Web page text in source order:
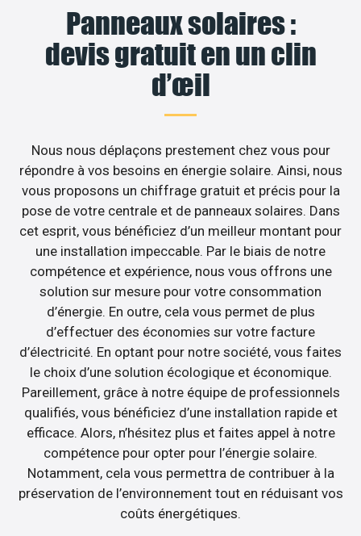
Panneaux solaires :
devis gratuit en un clin
d’œil
Nous nous déplaçons prestement chez vous pour
répondre à vos besoins en énergie solaire. Ainsi, nous
vous proposons un chiffrage gratuit et précis pour la
pose de votre centrale et de panneaux solaires. Dans
cet esprit, vous bénéficiez d’un meilleur montant pour
une installation impeccable. Par le biais de notre
compétence et expérience, nous vous offrons une
solution sur mesure pour votre consommation
d’énergie. En outre, cela vous permet de plus
d’effectuer des économies sur votre facture
d’électricité. En optant pour notre société, vous faites
le choix d’une solution écologique et économique.
Pareillement, grâce à notre équipe de professionnels
qualifiés, vous bénéficiez d’une installation rapide et
efficace. Alors, n’hésitez plus et faites appel à notre
compétence pour opter pour l’énergie solaire.
Notamment, cela vous permettra de contribuer à la
préservation de l’environnement tout en réduisant vos
coûts énergétiques.